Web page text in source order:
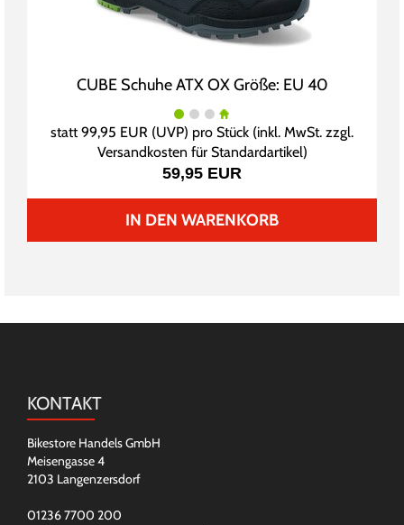
CUBE Schuhe ATX OX Größe: EU 40
statt99,95 EUR (UVP) pro Stück (inkl. MwSt. zzgl.
Versandkosten für Standardartikel)
59,95 EUR
IN DEN WARENKORB
KONTAKT
Bikestore Handels GmbH
Meisengasse 4
2103 Langenzersdorf
01236 7700 200